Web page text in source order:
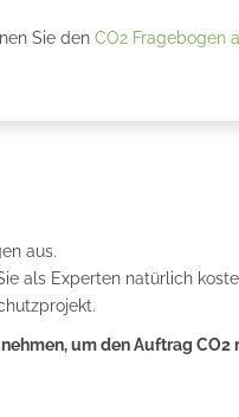
Sie den CO2 Fragebogen
aus.
als Experten natürlich
um den Auftrag CO2